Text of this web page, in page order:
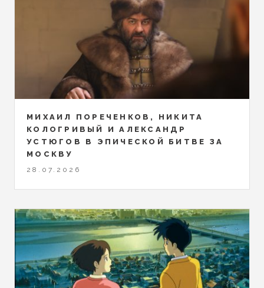
МИХАИЛ ПОРЕЧЕНКОВ, НИКИТА
КОЛОГРИВЫЙ И АЛЕКСАНДР
УСТЮГОВ В ЭПИЧЕСКОЙ БИТВЕ ЗА
МОСКВУ
28.07.2026